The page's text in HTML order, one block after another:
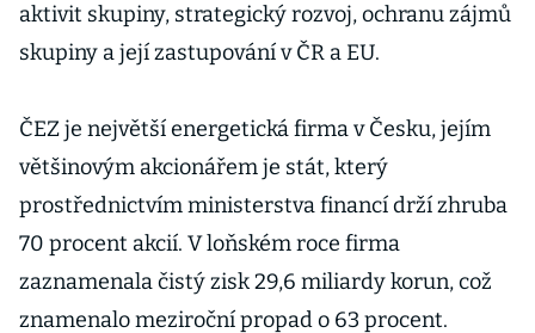
aktivit skupiny, strategický rozvoj, ochranu zájmů
skupiny a její zastupování v ČR a EU.
ČEZ je největší energetická firma v Česku, jejím
většinovým akcionářem je stát, který
prostřednictvím ministerstva financí drží zhruba
70 procent akcií. V loňském roce firma
zaznamenala čistý zisk 29,6 miliardy korun, což
znamenalo meziroční propad o 63 procent.